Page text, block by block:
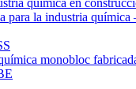
química en
para la industria
monobloc